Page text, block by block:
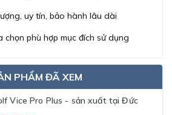
uy tín, bảo hành lâu dài
chọn phù hợp mục đích sử dụng
PHẨM ĐÃ XEM
Vice Pro Plus - sản xuất tại Đức